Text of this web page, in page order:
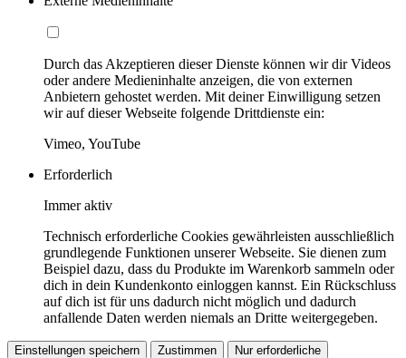
Durch das Akzeptieren dieser Dienste können wir dir Videos
oder andere Medieninhalte anzeigen, die von externen
Anbietern gehostet werden. Mit deiner Einwilligung setzen
wir auf dieser Webseite folgende Drittdienste ein:
Vimeo, YouTube
Erforderlich
Immer aktiv
Technisch erforderliche Cookies gewährleisten ausschließlich
grundlegende Funktionen unserer Webseite. Sie dienen zum
Beispiel dazu, dass du Produkte im Warenkorb sammeln oder
dich in dein Kundenkonto einloggen kannst. Ein Rückschluss
auf dich ist für uns dadurch nicht möglich und dadurch
anfallende Daten werden niemals an Dritte weitergegeben.
Einstellungen speichern Zustimmen Nur erforderliche